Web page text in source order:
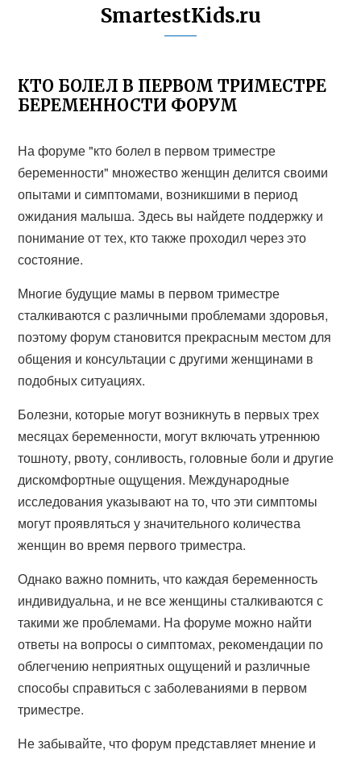
SmartestKids.ru
КТО БОЛЕЛ В ПЕРВОМ ТРИМЕСТРЕ
БЕРЕМЕННОСТИ ФОРУМ
На форуме "кто болел в первом триместре
беременности" множество женщин делится своими
опытами и симптомами, возникшими в период
ожидания малыша. Здесь вы найдете поддержку и
понимание от тех, кто также проходил через это
состояние.
Многие будущие мамы в первом триместре
сталкиваются с различными проблемами здоровья,
поэтому форум становится прекрасным местом для
общения и консультации с другими женщинами в
подобных ситуациях.
Болезни, которые могут возникнуть в первых трех
месяцах беременности, могут включать утреннюю
тошноту, рвоту, сонливость, головные боли и другие
дискомфортные ощущения. Международные
исследования указывают на то, что эти симптомы
могут проявляться у значительного количества
женщин во время первого триместра.
Однако важно помнить, что каждая беременность
индивидуальна, и не все женщины сталкиваются с
такими же проблемами. На форуме можно найти
ответы на вопросы о симптомах, рекомендации по
облегчению неприятных ощущений и различные
способы справиться с заболеваниями в первом
триместре.
Не забывайте, что форум представляет мнение и